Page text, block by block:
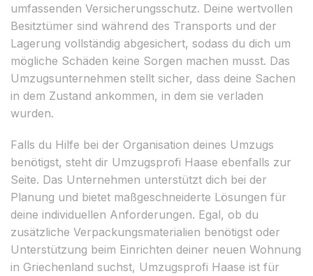
umfassenden Versicherungsschutz. Deine wertvollen
Besitztümer sind während des Transports und der
Lagerung vollständig abgesichert, sodass du dich um
mögliche Schäden keine Sorgen machen musst. Das
Umzugsunternehmen stellt sicher, dass deine Sachen
in dem Zustand ankommen, in dem sie verladen
wurden.
Falls du Hilfe bei der Organisation deines Umzugs
benötigst, steht dir Umzugsprofi Haase ebenfalls zur
Seite. Das Unternehmen unterstützt dich bei der
Planung und bietet maßgeschneiderte Lösungen für
deine individuellen Anforderungen. Egal, ob du
zusätzliche Verpackungsmaterialien benötigst oder
Unterstützung beim Einrichten deiner neuen Wohnung
in Griechenland suchst, Umzugsprofi Haase ist für